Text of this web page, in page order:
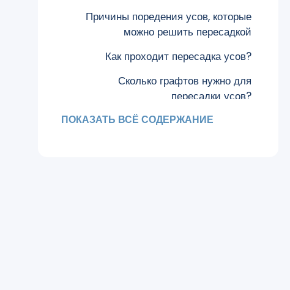
Причины поредения усов, которые
можно решить пересадкой
Как проходит пересадка усов?
Сколько графтов нужно для
пересадки усов?
Сколько стоит пересадка усов?
ПОКАЗАТЬ ВСЁ СОДЕРЖАНИЕ